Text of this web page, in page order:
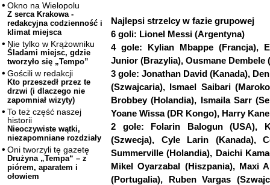
Okno na Wielopolu
Z serca Krakowa -
redakcyjna codzienność i
klimat miejsca
Nie tylko w Krążowniku
Śladami miejsc, gdzie
tworzyło się „Tempo”
Gościli w redakcji
Kto przeszedł przez te
drzwi (i dlaczego nie
zapomniał wizyty)
To też część naszej
historii
Nieoczywiste wątki,
niezapomniane rozdziały
Oni tworzyli tę gazetę
Drużyna „Tempa“ – z
piórem, aparatem i
ołowiem
Najlepsi strzelcy w fazie grupowej
6 goli: Lionel Messi (Argentyna)
4 gole: Kylian Mbappe (Francja),
Junior (Brazylia), Ousmane Dembele
3 gole: Jonathan David (Kanada),
(Szwajcaria), Ismael Saibari
Brobbey (Holandia), Ismaila Sarr
Yoane Wissa (DR Kongo), Harry
2 gole: Folarin Balogun (USA),
(Szwecja), Cyle Larin (Kanada),
Summerville (Holandia), Daichi
Mikel Oyarzabal (Hiszpania), Maxi
(Portugalia), Ruben Vargas